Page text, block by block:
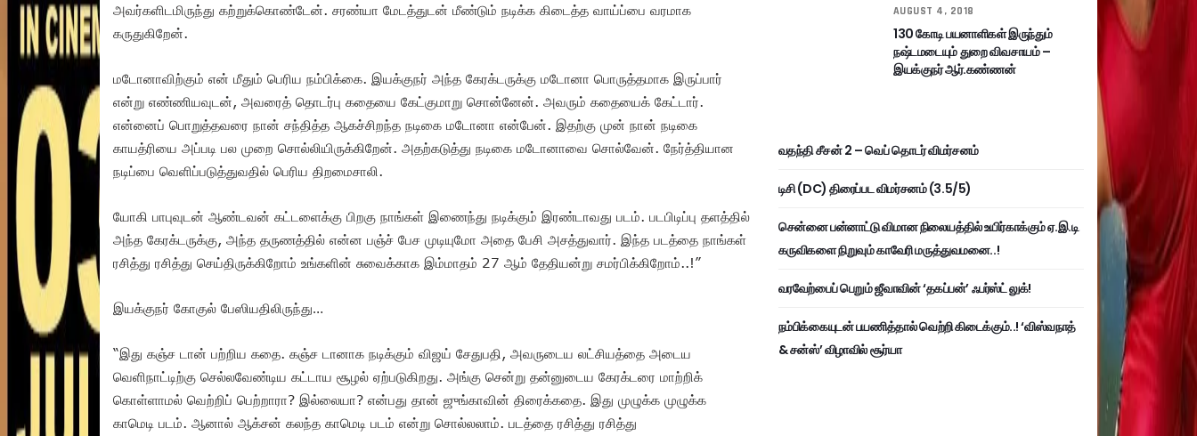
அவர்களிடமிருந்து கற்றுக்கொண்டேன். சரண்யா மேடத்துடன் மீண்டும் நடிக்க கிடைத்த வாய்ப்பை வரமாக
கருதுகிறேன்.
மடோனாவிற்கும் என் மீதும் பெரிய நம்பிக்கை. இயக்குநர் அந்த கேரக்டருக்கு மடோனா பொருத்தமாக இருப்பார்
என்று எண்ணியவுடன், அவரைத் தொடர்பு கதையை கேட்குமாறு சொன்னேன். அவரும் கதையைக் கேட்டார்.
என்னைப் பொறுத்தவரை நான் சந்தித்த ஆகச்சிறந்த நடிகை மடோனா என்பேன். இதற்கு முன் நான் நடிகை
காயத்ரியை அப்படி பல முறை சொல்லியிருக்கிறேன். அதற்கடுத்து நடிகை மடோனாவை சொல்வேன். நேர்த்தியான
நடிப்பை வெளிப்படுத்துவதில் பெரிய திறமைசாலி.
யோகி பாபுவுடன் ஆண்டவன் கட்டளைக்கு பிறகு நாங்கள் இணைந்து நடிக்கும் இரண்டாவது படம். படபிடிப்பு தளத்தில்
அந்த கேரக்டருக்கு, அந்த தருணத்தில் என்ன பஞ்ச் பேச முடியுமோ அதை பேசி அசத்துவார். இந்த படத்தை நாங்கள்
ரசித்து ரசித்து செய்திருக்கிறோம் உங்களின் சுவைக்காக இம்மாதம் 27 ஆம் தேதியன்று சமர்பிக்கிறோம்..!”
இயக்குநர் கோகுல் பேஸியதிலிருந்து…
“இது கஞ்ச டான் பற்றிய கதை. கஞ்ச டானாக நடிக்கும் விஜய் சேதுபதி, அவருடைய லட்சியத்தை அடைய
வெளிநாட்டிற்கு செல்லவேண்டிய கட்டாய சூழல் ஏற்படுகிறது. அங்கு சென்று தன்னுடைய கேரக்டரை மாற்றிக்
கொள்ளாமல் வெற்றிப் பெற்றாரா? இல்லையா? என்பது தான் ஜுங்காவின் திரைக்கதை. இது முழுக்க முழுக்க
காமெடி படம். ஆனால் ஆக்சன் கலந்த காமெடி படம் என்று சொல்லலாம். படத்தை ரசித்து ரசித்து
AUGUST 4, 2018
130 கோடி பயனாளிகள் இருந்தும்
நஷ்டமடையும் துறை விவசாயம் –
இயக்குநர் ஆர்.கண்ணன்
வதந்தி சீசன் 2 – வெப் தொடர் விமர்சனம்
டிசி (DC) திரைப்பட விமர்சனம் (3.5/5)
சென்னை பன்னாட்டு விமான நிலையத்தில் உயிர்காக்கும் ஏ.இ.டி
கருவிகளை நிறுவும் காவேரி மருத்துவமனை..!
வரவேற்பைப் பெறும் ஜீவாவின் ‘தகப்பன்’ ஃபர்ஸ்ட் லுக்!
நம்பிக்கையுடன் பயணித்தால் வெற்றி கிடைக்கும்..! ‘விஸ்வநாத்
& சன்ஸ்’ விழாவில் சூர்யா